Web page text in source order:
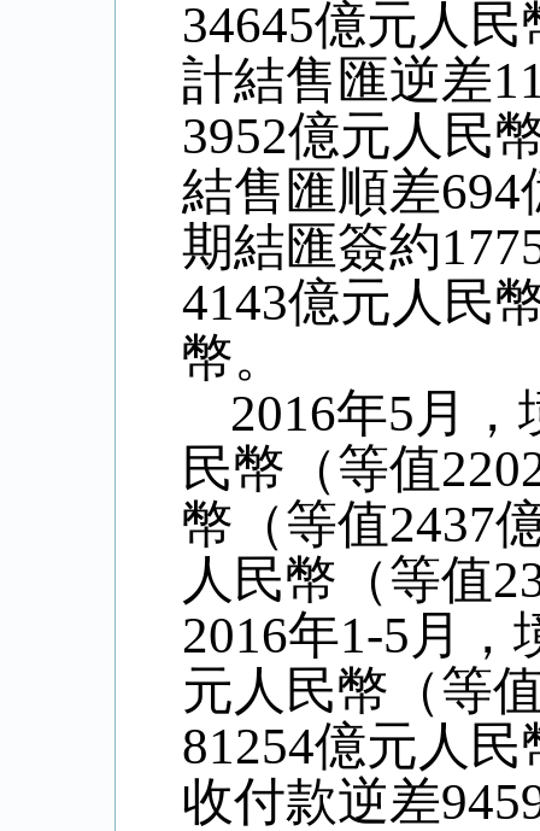
34645億元人民
計結售匯逆差
3952億元人民
結售匯順差694
期結匯簽約
4143億元人民
幣。
2016年5 月，
民幣（等值
幣（等值2437
人民幣（等值
2016年1-5 月，
元人民幣（等
81254億元人民
收付款逆差